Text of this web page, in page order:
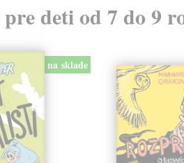
deti od 7 do 9
na sklade